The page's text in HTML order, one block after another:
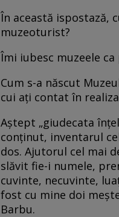
În această ispostază,
muzeoturist?
Îmi iubesc muzeele
Cum s-a născut
cui ați contat în
Aștept „giudecata
conținut, inventarul
dos. Ajutorul cel mai
slăvit fie-i numele,
cuvinte, necuvinte,
fost cu mine doi
Barbu.